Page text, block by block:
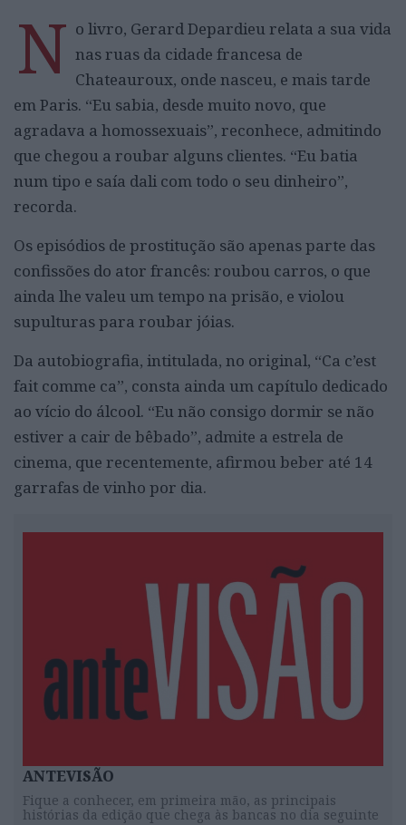
N o livro, Gerard Depardieu relata a sua vida
nas ruas da cidade francesa de
Chateauroux, onde nasceu, e mais tarde
em Paris. “Eu sabia, desde muito novo, que
agradava a homossexuais”, reconhece, admitindo
que chegou a roubar alguns clientes. “Eu batia
num tipo e saía dali com todo o seu dinheiro”,
recorda.
Os episódios de prostitução são apenas parte das
confissões do ator francês: roubou carros, o que
ainda lhe valeu um tempo na prisão, e violou
supulturas para roubar jóias.
Da autobiografia, intitulada, no original, “Ca c’est
fait comme ca”, consta ainda um capítulo dedicado
ao vício do álcool. “Eu não consigo dormir se não
estiver a cair de bêbado”, admite a estrela de
cinema, que recentemente, afirmou beber até 14
garrafas de vinho por dia.
ANTEVISÃO
Fique a conhecer, em primeira mão, as principais
histórias da edição que chega às bancas no dia seguinte